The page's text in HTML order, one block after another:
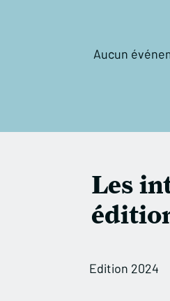
Aucun
Les
Edition 2024